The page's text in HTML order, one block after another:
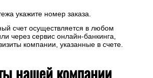
укажите номер заказа.
счет осуществляется в любом
через сервис онлайн-банкинга,
компании, указанные в счете.
нашей компании